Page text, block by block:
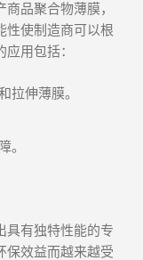
品聚合物薄膜，
性使制造商可以根
用包括：
拉伸薄膜。
。
具有独特性能的专
保效益而越来越受